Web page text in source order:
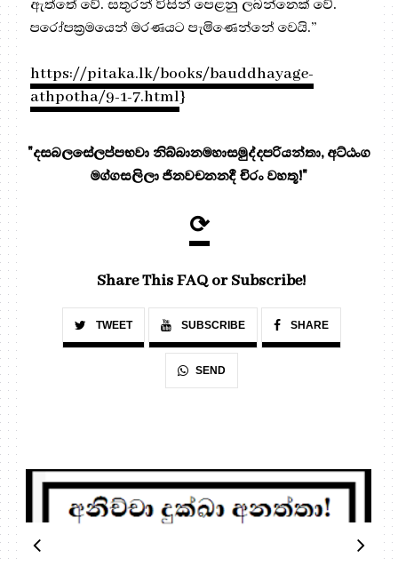
ඇත්තේ වේ. සතුරන් විසින් පෙළනු ලබන්නෙක් වේ.
පරෝපක්‍ර‍මයෙන් මරණයට පැමිණෙන්නේ වෙයි.”
https://pitaka.lk/books/bauddhayage-
athpotha/9-1-7.html}
"දසබලසේලප්පභවා නිබ්බානමහාසමුද්දපරියන්තා, අට්ඨංග
මග්ගසලිලා ජිනවචනනදී චිරං වහතූ!"
⟳
Share This FAQ or Subscribe!
TWEET SUBSCRIBE SHARE
SEND